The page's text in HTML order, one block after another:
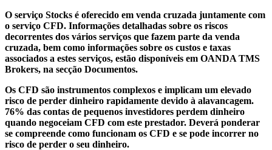
O serviço Stocks é oferecido em venda cruzada juntamente com
o serviço CFD. Informações detalhadas sobre os riscos
decorrentes dos vários serviços que fazem parte da venda
cruzada, bem como informações sobre os custos e taxas
associados a estes serviços, estão disponíveis em OANDA TMS
Brokers, na secção Documentos.
Os CFD são instrumentos complexos e implicam um elevado
risco de perder dinheiro rapidamente devido à alavancagem.
76% das contas de pequenos investidores perdem dinheiro
quando negoceiam CFD com este prestador. Deverá ponderar
se compreende como funcionam os CFD e se pode incorrer no
risco de perder o seu dinheiro.